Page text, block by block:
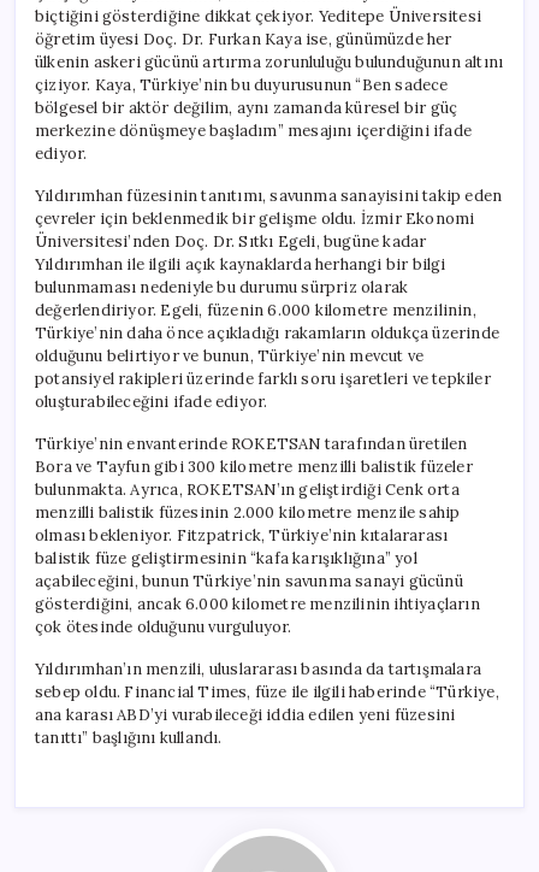
biçtiğini gösterdiğine dikkat çekiyor. Yeditepe Üniversitesi
öğretim üyesi Doç. Dr. Furkan Kaya ise, günümüzde her
ülkenin askeri gücünü artırma zorunluluğu bulunduğunun altını
çiziyor. Kaya, Türkiye’nin bu duyurusunun “Ben sadece
bölgesel bir aktör değilim, aynı zamanda küresel bir güç
merkezine dönüşmeye başladım” mesajını içerdiğini ifade
ediyor.
Yıldırımhan füzesinin tanıtımı, savunma sanayisini takip eden
çevreler için beklenmedik bir gelişme oldu. İzmir Ekonomi
Üniversitesi’nden Doç. Dr. Sıtkı Egeli, bugüne kadar
Yıldırımhan ile ilgili açık kaynaklarda herhangi bir bilgi
bulunmaması nedeniyle bu durumu sürpriz olarak
değerlendiriyor. Egeli, füzenin 6.000 kilometre menzilinin,
Türkiye’nin daha önce açıkladığı rakamların oldukça üzerinde
olduğunu belirtiyor ve bunun, Türkiye’nin mevcut ve
potansiyel rakipleri üzerinde farklı soru işaretleri ve tepkiler
oluşturabileceğini ifade ediyor.
Türkiye’nin envanterinde ROKETSAN tarafından üretilen
Bora ve Tayfun gibi 300 kilometre menzilli balistik füzeler
bulunmakta. Ayrıca, ROKETSAN’ın geliştirdiği Cenk orta
menzilli balistik füzesinin 2.000 kilometre menzile sahip
olması bekleniyor. Fitzpatrick, Türkiye’nin kıtalararası
balistik füze geliştirmesinin “kafa karışıklığına” yol
açabileceğini, bunun Türkiye’nin savunma sanayi gücünü
gösterdiğini, ancak 6.000 kilometre menzilinin ihtiyaçların
çok ötesinde olduğunu vurguluyor.
Yıldırımhan’ın menzili, uluslararası basında da tartışmalara
sebep oldu. Financial Times, füze ile ilgili haberinde “Türkiye,
ana karası ABD’yi vurabileceği iddia edilen yeni füzesini
tanıttı” başlığını kullandı.